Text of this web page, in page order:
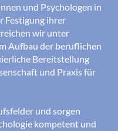
und Psychologen in
Festigung ihrer
wir unter
Aufbau der beruflichen
Bereitstellung
und Praxis für
und sorgen
kompetent und